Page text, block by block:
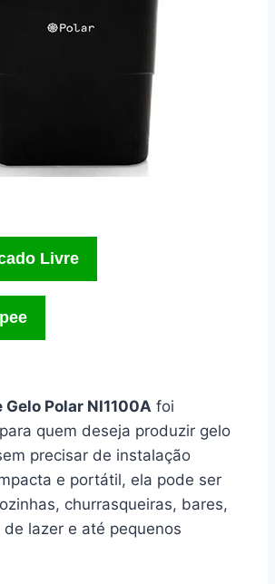
Livre
Polar NI1100A foi
quem deseja produzir gelo
precisar de instalação
e portátil, ela pode ser
churrasqueiras, bares,
lazer e até pequenos